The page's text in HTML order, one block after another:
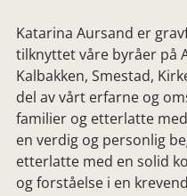
Katarina Aursand er
tilknyttet våre byråer på
Kalbakken, Smestad,
del av vårt erfarne og
familier og etterlatte
en verdig og personlig
etterlatte med en solid
og forståelse i en